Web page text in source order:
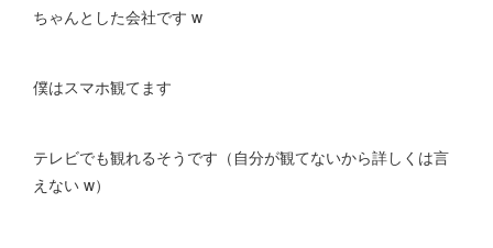
ちゃんとした会社です w
僕はスマホ観てます
テレビでも観れるそうです（自分が観てないから詳しくは言
えない w）